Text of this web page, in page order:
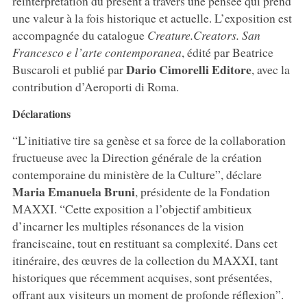
une valeur à la fois historique et actuelle. L’exposition est
accompagnée du catalogue Creature.Creators. San
Francesco e l’arte contemporanea, édité par Beatrice
Buscaroli et publié parDario Cimorelli Editore, avec la
contribution d’Aeroporti di Roma.
Déclarations
“L’initiative tire sa genèse et sa force de la collaboration
fructueuse avec la Direction générale de la création
contemporaine du ministère de la Culture”, déclare
Maria Emanuela Bruni, présidente de la Fondation
MAXXI. “Cette exposition a l’objectif ambitieux
d’incarner les multiples résonances de la vision
franciscaine, tout en restituant sa complexité. Dans cet
itinéraire, des œuvres de la collection du MAXXI, tant
historiques que récemment acquises, sont présentées,
offrant aux visiteurs un moment de profonde réflexion”.